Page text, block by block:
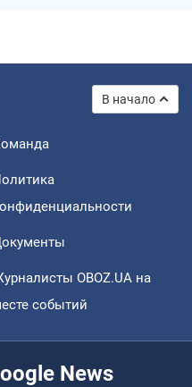
В начало
OBOZ.UA на
событий
News